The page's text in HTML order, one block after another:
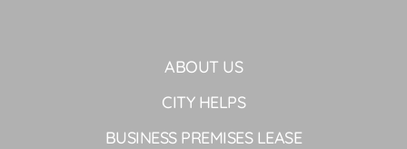
ABOUT US
CITY HELPS
BUSINESS PREMISES LEASE